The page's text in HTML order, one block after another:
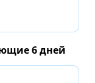
6 дней